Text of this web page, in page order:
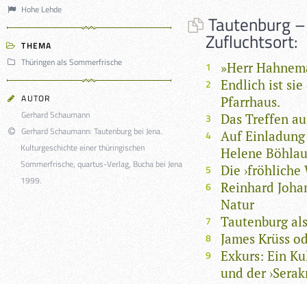
Hohe Lehde
THEMA
Thüringen als Sommerfrische
AUTOR
Gerhard Schaumann
Gerhard Schaumann: Tautenburg bei Jena.
Kulturgeschichte einer thüringischen
Sommerfrische, quartus-Verlag, Bucha bei Jena
1999.
Tautenburg
Zufluchtsort:
»Herr
Endlich ist sie
Pfarrhaus.
Das Treffen
Auf
Helene
Die ›fröhliche
Reinhard
Natur
Tautenburg
James Krüss
Exkurs: Ein
und der